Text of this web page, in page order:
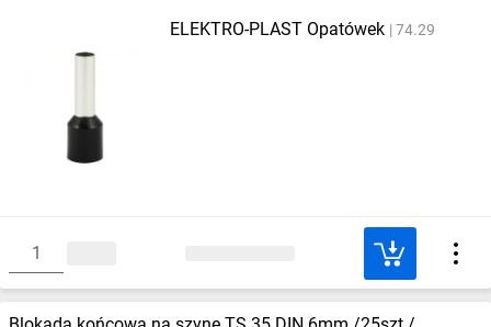
ELEKTRO-PLAST Opatówek 74.29